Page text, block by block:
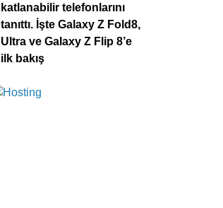
katlanabilir telefonlarını
tanıttı. İşte Galaxy Z Fold8,
Ultra ve Galaxy Z Flip 8’e
ilk bakış